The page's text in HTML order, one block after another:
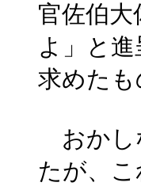
官佐伯
よ」と
求めたも
おかし
たが、